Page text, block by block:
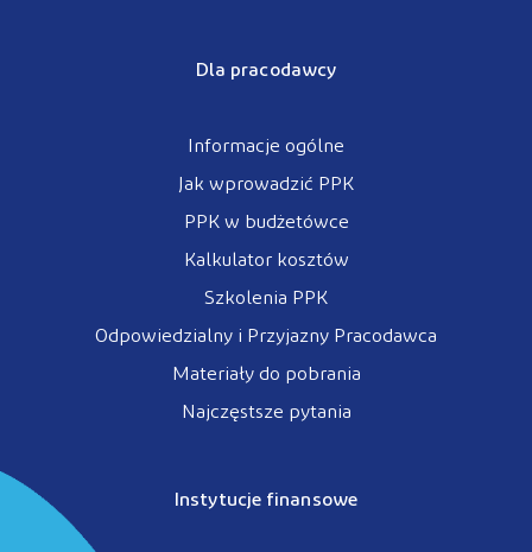
Dla pracodawcy
Informacje ogólne
Jak wprowadzić PPK
PPK w budżetówce
Kalkulator kosztów
Szkolenia PPK
Odpowiedzialny i Przyjazny Pracodawca
Materiały do pobrania
Najczęstsze pytania
Instytucje finansowe